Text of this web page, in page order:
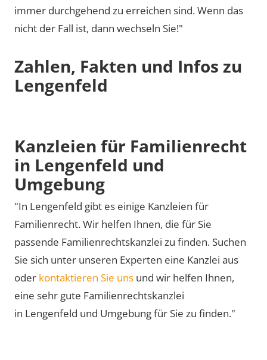
immer durchgehend zu erreichen sind. Wenn das
nicht der Fall ist, dann wechseln Sie!"
Zahlen, Fakten und Infos zu
Lengenfeld
Kanzleien für Familienrecht
in Lengenfeld und
Umgebung
"In Lengenfeld gibt es einige Kanzleien für
Familienrecht. Wir helfen Ihnen, die für Sie
passende Familienrechtskanzlei zu finden. Suchen
Sie sich unter unseren Experten eine Kanzlei aus
oder kontaktieren Sie uns und wir helfen Ihnen,
eine sehr gute Familienrechtskanzlei
in Lengenfeld und Umgebung für Sie zu finden."